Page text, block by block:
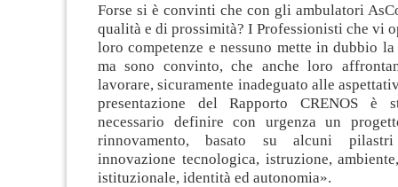
Forse si è convinti che con gli ambulatori
qualità e di prossimità? I Professionisti che vi
loro competenze e nessuno mette in dubbio
ma sono convinto, che anche loro
lavorare, sicuramente inadeguato alle
presentazione del Rapporto CRENOS è
necessario definire con urgenza un
rinnovamento, basato su alcuni pilastri
innovazione tecnologica, istruzione,
istituzionale, identità ed autonomia».